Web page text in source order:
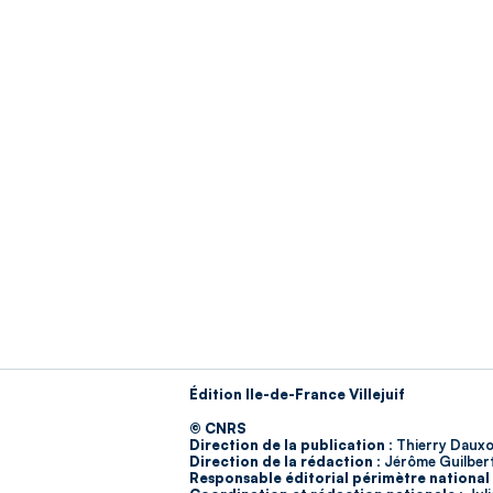
Édition Ile-de-France Villejuif
© CNRS
Direction de la publication : Thierry
Direction de la rédaction : Jérôme
Responsable éditorial périmètre national